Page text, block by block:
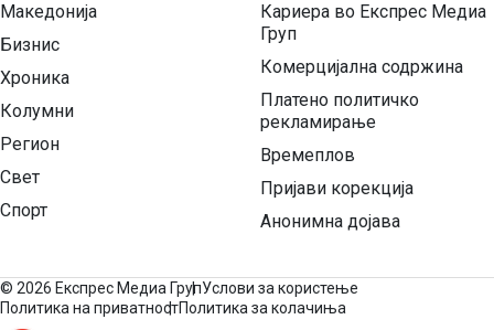
Македонија
Бизнис
Хроника
Колумни
Регион
Свет
Спорт
Кариера во Експрес Медиа
Груп
Комерцијална содржина
Платено политичко
рекламирање
Времеплов
Пријави корекција
Анонимна дојава
© 2026 Експрес Медиа ГрупУслови за користење
Политика на приватностПолитика за колачиња